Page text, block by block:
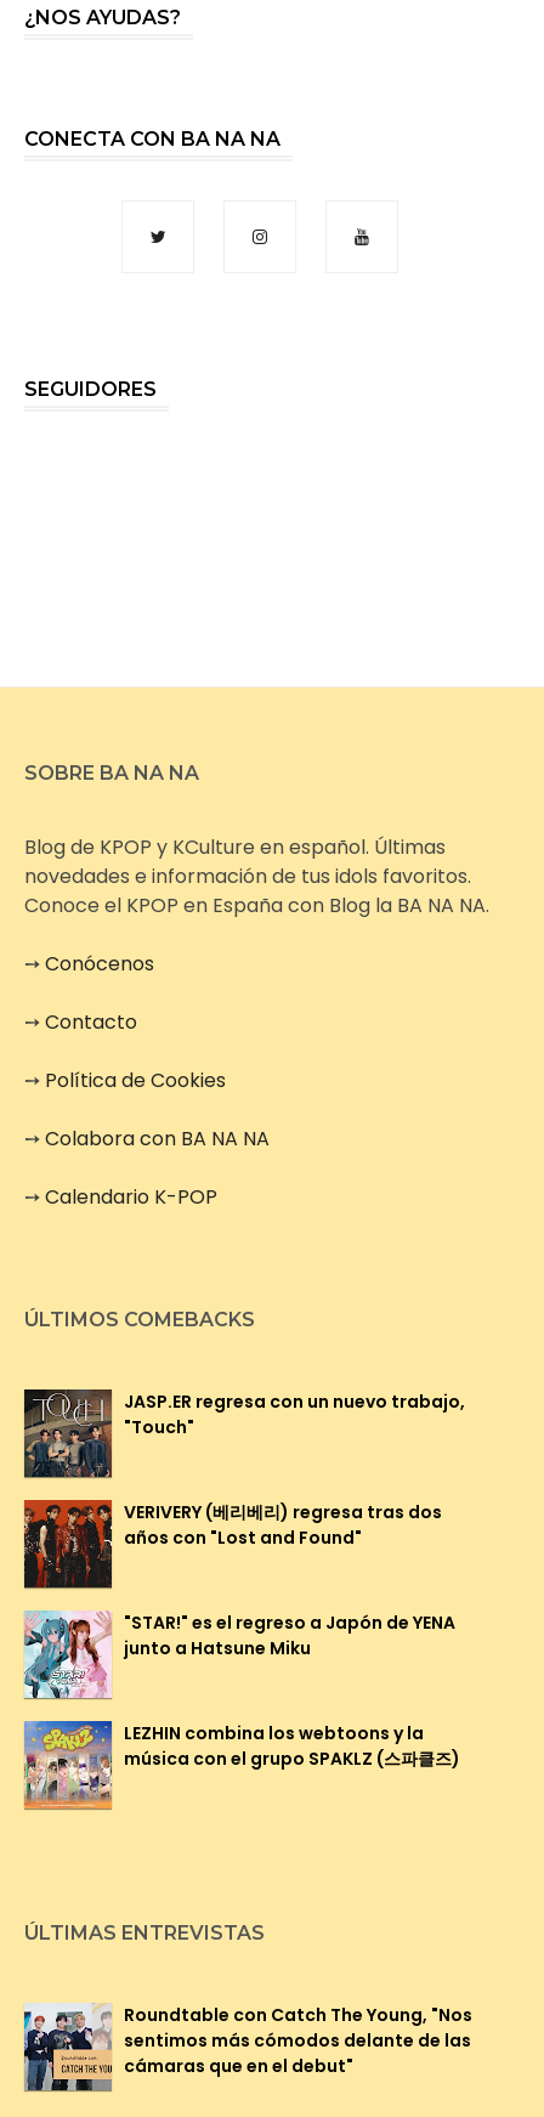
¿NOS AYUDAS?
CONECTA CON BA NA NA
SEGUIDORES
SOBRE BA NA NA
Blog de KPOP y KCulture en español. Últimas
novedades e información de tus idols favoritos.
Conoce el KPOP en España con Blog la BA NA NA.
➙Conócenos
➙Contacto
➙ Política de Cookies
➙Colabora con BA NA NA
➙Calendario K-POP
ÚLTIMOS COMEBACKS
JASP.ER regresa con un nuevo trabajo,
"Touch"
VERIVERY (베리베리) regresa tras dos
años con "Lost and Found"
"STAR!" es el regreso a Japón de YENA
junto a Hatsune Miku
LEZHIN combina los webtoons y la
música con el grupo SPAKLZ (스파클즈)
ÚLTIMAS ENTREVISTAS
Roundtable con Catch The Young, "Nos
sentimos más cómodos delante de las
cámaras que en el debut"